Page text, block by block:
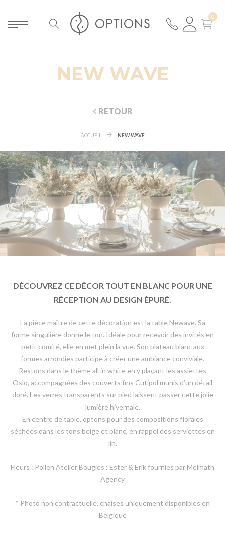
NEW WAVE
RETOUR
ACCUEIL NEW WAVE
DÉCOUVREZ CE DÉCOR TOUT EN BLANC POUR UNE
RÉCEPTION AU DESIGN ÉPURÉ.
La pièce maître de cette décoration est la table Newave. Sa
forme singulière donne le ton. Idéale pour recevoir des invités en
petit comité, elle en met plein la vue. Son plateau blanc aux
formes arrondies participe à créer une ambiance conviviale.
Restons dans le thème all in white en y plaçant les assiettes
Oslo, accompagnées des couverts fins Cutipol munis d’un détail
doré. Les verres transparents sur pied laissent passer cette jolie
lumière hivernale.
En centre de table, optons pour des compositions florales
séchées dans les tons beige et blanc, en rappel des serviettes en
lin.
Fleurs : Pollen Atelier Bougies : Ester & Erik fournies par Melmath
Agency
* Photo non contractuelle, chaises uniquement disponibles en
Belgique